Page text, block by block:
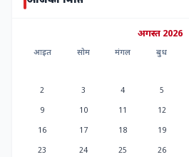
अगस्त 2026
आइत सोम मंगल बुध
2
3 4 5
9
10 11 12
16
17 18 19
23
24 25 26